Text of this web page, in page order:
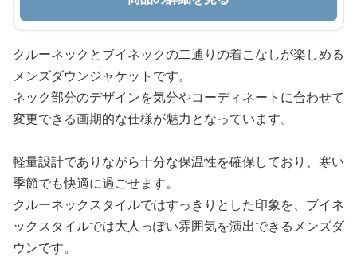
クルーネックとブイネックの二通りの着こなしが楽しめる
メンズダウンジャケットです。
ネック部分のデザインを気分やコーディネートに合わせて
変更できる画期的な仕様が魅力となっています。
軽量設計でありながら十分な保温性を確保しており、寒い
季節でも快適に過ごせます。
クルーネックスタイルではすっきりとした印象を、ブイネ
ックスタイルでは大人っぽい雰囲気を演出できるメンズダ
ウンです。